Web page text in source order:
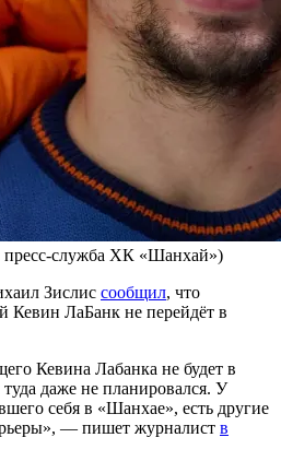
пресс-служба ХК «Шанхай»)
Зислис сообщил, что
Кевин ЛаБанк не перейдёт в
Кевина Лабанка не будет в
даже не планировался. У
себя в «Шанхае», есть другие
— пишет журналист в